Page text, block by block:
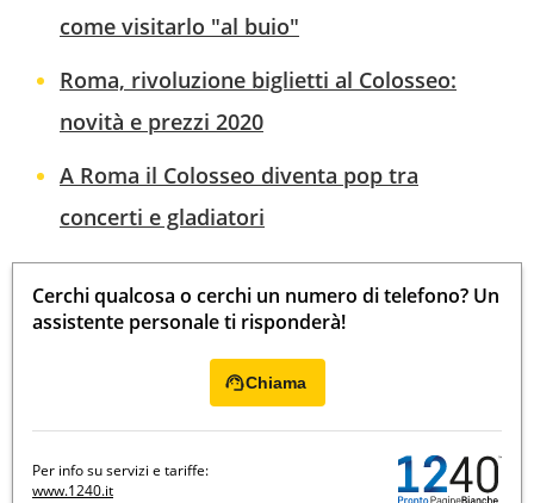
come visitarlo "al buio"
Roma, rivoluzione biglietti al Colosseo:
novità e prezzi 2020
A Roma il Colosseo diventa pop tra
concerti e gladiatori
Cerchi qualcosa o cerchi un numero di telefono? Un
assistente personale ti risponderà!
Chiama
Per info su servizi e tariffe:
www.1240.it